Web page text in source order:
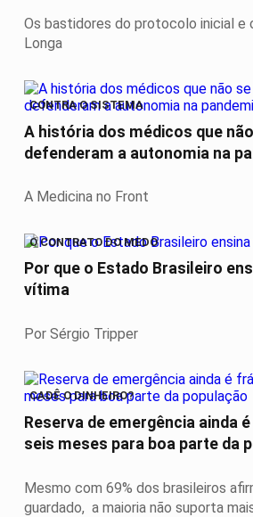
Os bastidores do protocolo inicial e
Longa
CONTRA O SISTEMA
A história dos médicos que
defenderam a autonomia na
A Medicina no Front
O CONTRATO DO MEDO
Por que o Estado Brasileiro
vítima
Por Sérgio Tripper
CADÊ O DINHEIRO?
Reserva de emergência ainda
seis meses para boa parte da
Mesmo com 69% dos brasileiros
guardado, a maioria não suporta